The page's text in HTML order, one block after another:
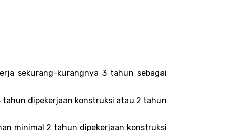
sekurang-kurangnya 3 tahun sebagai
tahun dipekerjaan konstruksi atau 2 tahun
minimal 2 tahun dipekerjaan konstruksi